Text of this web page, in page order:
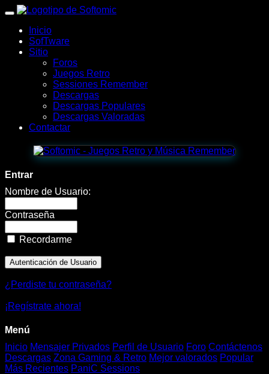
wWw.SofTomiC.org
Zona
Gaming
Retro
Doodle
Defense
📝
🛡️
|
Jugar
Gratis
Online
Inicio
SofTware
Sitio
Foros
Juegos Retro
Sessiones Remember
Descargas
Descargas Populares
Descargas Valoradas
Contactar
Entrar
Nombre de Usuario:
Contraseña
Recordarme
¿Perdiste tu contraseña?
¡Regístrate ahora!
Menú
Inicio Mensajer Privados Perfil de Usuario Foro Contáctenos
Descargas Zona Gaming & Retro Mejor valorados Popular
Más Recientes PaniC Sessions